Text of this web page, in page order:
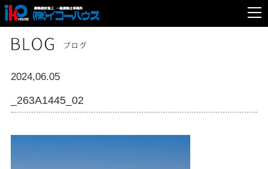
2024,06.05
_263A1445_02